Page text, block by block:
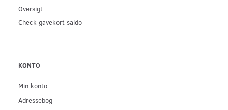
Oversigt
Check gavekort saldo
KONTO
Min konto
Adressebog